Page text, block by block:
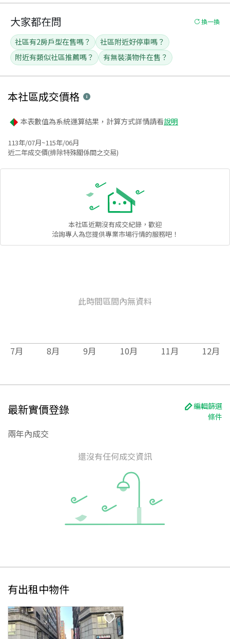
大家都在問 換一換
社區有2房戶型在售嗎？
社區附近好停車嗎？
附近有類似社區推薦嗎？
有無裝潢物件在售？
本社區成交價格
本表數值為系統運算結果，計算方式詳情請看說明
113年/07月~115年/06月
近二年成交價(排除特殊關係間之交易)
本社區近期沒有成交紀錄，歡迎
洽詢專人為您提供專業市場行情的服務吧！
此時間區間內無資料
7月 8月 9月 10月 11月 12月
最新實價登錄
編輯篩選
條件
兩年內成交
還沒有任何成交資訊
有出租中物件